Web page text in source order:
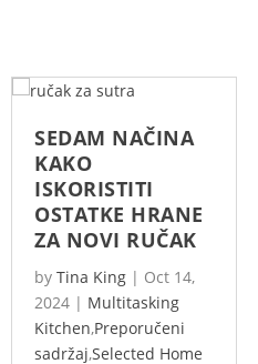
SEDAM NAČINA
KAKO
ISKORISTITI
OSTATKE HRANE
ZA NOVI RUČAK
by Tina King | Oct 14,
2024 | Multitasking
Kitchen,Preporučeni
sadržaj,Selected Home